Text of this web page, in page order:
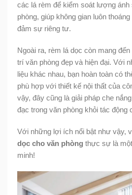
các lá rèm để kiểm soát lượng
phòng, giúp không gian luôn
đảm sự riêng tư.
Ngoài ra, rèm lá dọc còn mang
trí văn phòng đẹp và hiện đại. Với
liệu khác nhau, bạn hoàn toàn có
phù hợp với thiết kế nội thất của
vậy, đây cũng là giải pháp che
đạc trong văn phòng khỏi tác động
Với những lợi ích nổi bật như vậy,
dọc cho văn phòng thực sự là
minh!